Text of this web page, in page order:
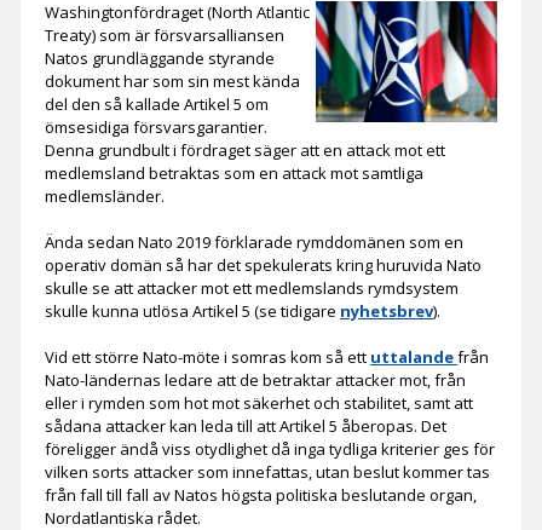
Washingtonfördraget (North Atlantic
Treaty) som är försvarsalliansen
Natos grundläggande styrande
dokument har som sin mest kända
del den så kallade Artikel 5 om
ömsesidiga försvarsgarantier.
Denna grundbult i fördraget säger att en attack mot ett
medlemsland betraktas som en attack mot samtliga
medlemsländer.
Ända sedan Nato 2019 förklarade rymddomänen som en
operativ domän så har det spekulerats kring huruvida Nato
skulle se att attacker mot ett medlemslands rymdsystem
skulle kunna utlösa Artikel 5 (se tidigare nyhetsbrev).
Vid ett större Nato-möte i somras kom så ett uttalandefrån
Nato-ländernas ledare att de betraktar attacker mot, från
eller i rymden som hot mot säkerhet och stabilitet, samt att
sådana attacker kan leda till att Artikel 5 åberopas. Det
föreligger ändå viss otydlighet då inga tydliga kriterier ges för
vilken sorts attacker som innefattas, utan beslut kommer tas
från fall till fall av Natos högsta politiska beslutande organ,
Nordatlantiska rådet.